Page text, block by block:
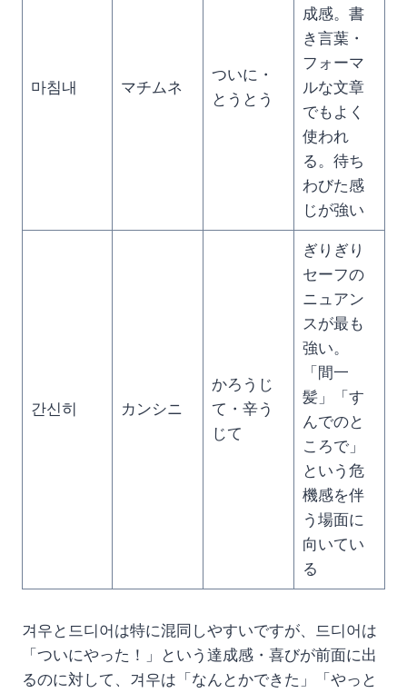
마침내 マチムネ
ついに・
とうとう
成感。書
き言葉・
フォーマ
ルな文章
でもよく
使われ
る。待ち
わびた感
じが強い
간신히 カンシニ
かろうじ
て・辛う
じて
ぎりぎり
セーフの
ニュアン
スが最も
強い。
「間一
髪」「す
んでのと
ころで」
という危
機感を伴
う場面に
向いてい
る
겨우と드디어は特に混同しやすいですが、드디어は
「ついにやった！」という達成感・喜びが前面に出
るのに対して、겨우は「なんとかできた」「やっと